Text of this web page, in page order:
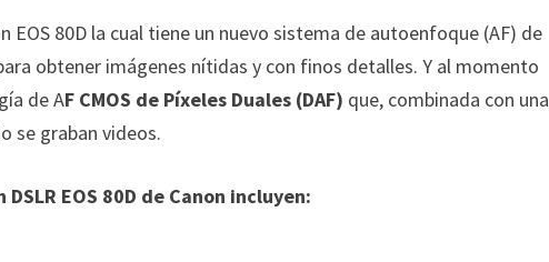
EOS 80D la cual tiene un nuevo sistema de autoenfoque (AF) de
obtener imágenes nítidas y con finos detalles. Y al momento
de AF CMOS de Píxeles Duales (DAF) que, combinada con una
se graban videos.
EOS 80D de Canon incluyen: